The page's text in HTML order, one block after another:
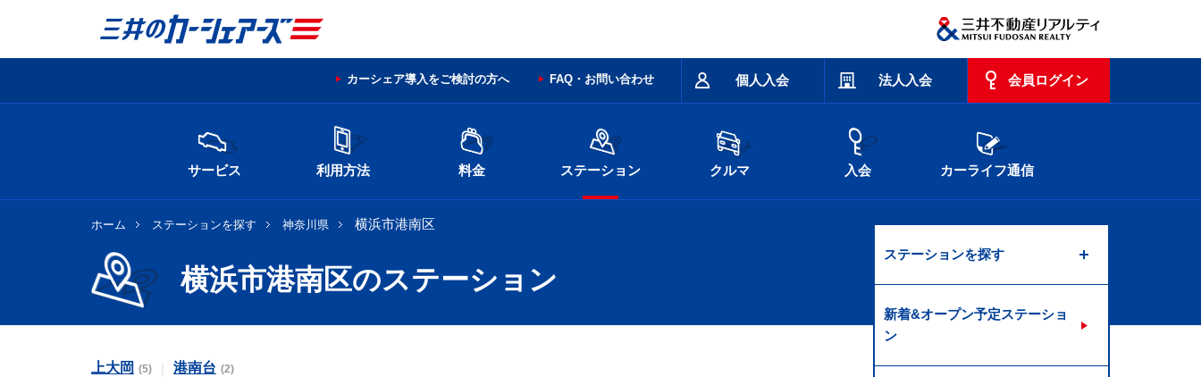
個人入会 法人入会 会員ログイン
カーシェア導入をご検討の方へ FAQ・お問い合わせ
サービス 利用方法 料金 ステーション クルマ 入会 カーライフ通信
ホーム ステーションを探す 神奈川県 横浜市港南区
横浜市港南区のステーション
上大岡 (5) 港南台 (2)
ステーションを探す
新着&オープン予定ステーショ
ン